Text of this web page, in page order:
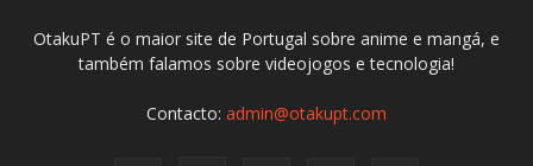
OtakuPT é o maior site de Portugal sobre anime e mangá, e
também falamos sobre videojogos e tecnologia!
Contacto: admin@otakupt.com